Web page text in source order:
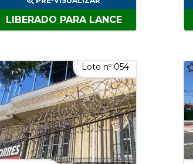
LIBERADO PARA LANCE
Lote nº 054